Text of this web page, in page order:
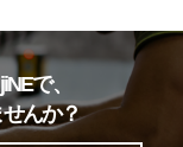
で、
んか？